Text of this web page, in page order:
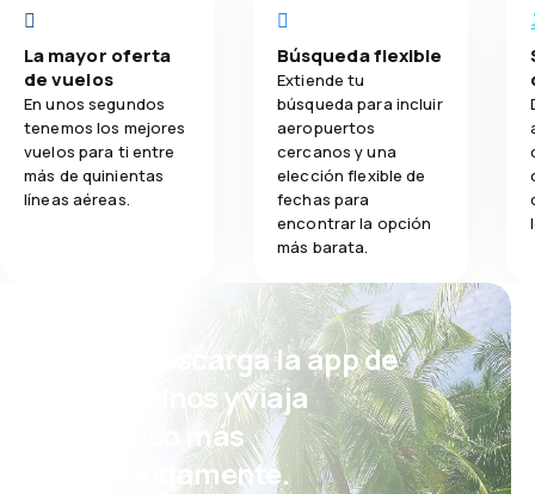
Comodidad de viaje 5.0
Transporte de equipaje 5.0
Comidas 4.0
La mayor oferta
de vuelos
En unos segundos
tenemos los mejores
vuelos para ti entre
más de quinientas
líneas aéreas.
Búsqueda flexible
Extiende tu
búsqueda para incluir
aeropuertos
cercanos y una
elección flexible de
fechas para
encontrar la opción
más barata.
¡Eh! Descarga la app de
eDestinos y viaja
incluso más
cómodamente.